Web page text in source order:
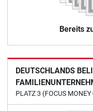
Bereits
DEUTSCHLANDS
PLATZ 3 (FOCUS